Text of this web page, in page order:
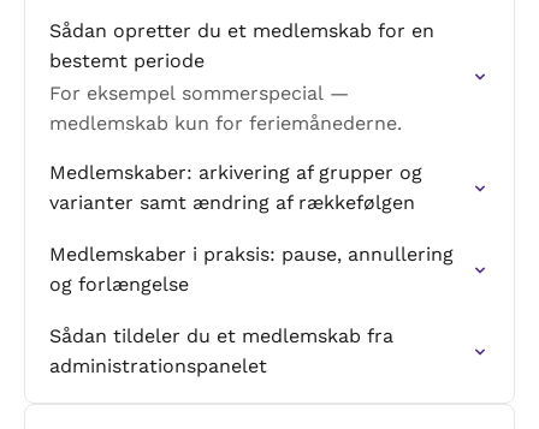
Sådan opretter du et medlemskab for en
bestemt periode
For eksempel sommerspecial —
medlemskab kun for feriemånederne.
Medlemskaber: arkivering af grupper og
varianter samt ændring af rækkefølgen
Medlemskaber i praksis: pause, annullering
og forlængelse
Sådan tildeler du et medlemskab fra
administrationspanelet